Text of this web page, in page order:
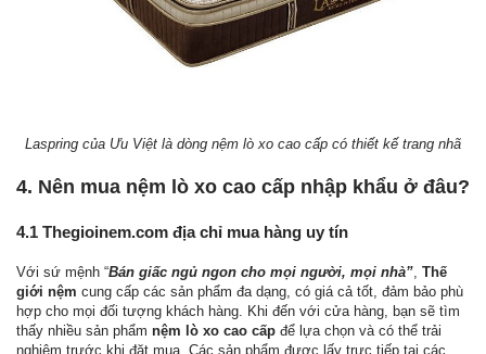
Laspring của Ưu Việt là dòng nệm lò xo cao cấp có thiết kế trang nhã
4. Nên mua nệm lò xo cao cấp nhập khẩu ở đâu?
4.1 Thegioinem.com địa chỉ mua hàng uy tín
Với sứ mệnh “Bán giấc ngủ ngon cho mọi người, mọi nhà” Thế
giới nệm cung cấp các sản phẩm đa dạng, có giá cả tốt, đảm bảo phù
hợp cho mọi đối tượng khách hàng. Khi đến với cửa hàng, bạn sẽ tìm
thấy nhiều sản phẩm nệm lò xo cao cấp để lựa chọn và có thể trải
nghiệm trước khi đặt mua. Các sản phẩm được lấy trực tiếp tại các